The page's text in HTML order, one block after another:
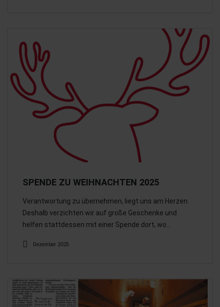
SPENDE ZU WEIHNACHTEN 2025
Verantwortung zu übernehmen, liegt uns am Herzen.
Deshalb verzichten wir auf große Geschenke und
helfen stattdessen mit einer Spende dort, wo…
Dezember 2025